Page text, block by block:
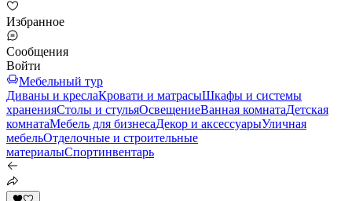
Избранное
Сообщения
Войти
Мебельный тур
Диваны и креслаКровати и матрасыШкафы и системы
храненияСтолы и стульяОсвещениеВанная комнатаДетская
комнатаМебель для бизнесаДекор и аксессуарыУличная
мебельОтделочные и строительные
материалыСпортинвентарь